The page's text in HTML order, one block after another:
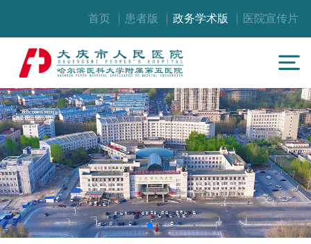
首页 患者版 政务学术版 医院宣传片